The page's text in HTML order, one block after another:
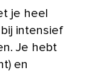
je heel
intensief
Je hebt
en